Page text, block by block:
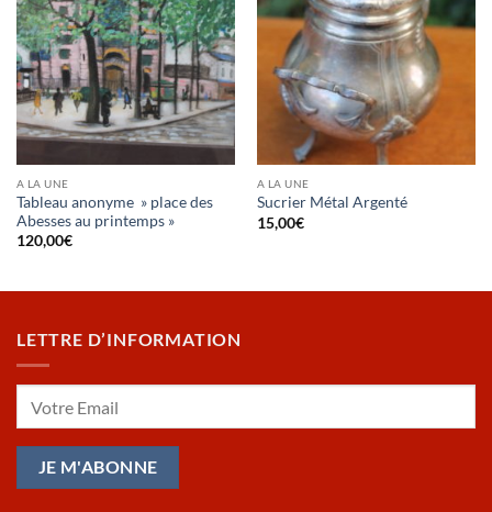
A LA UNE
Tableau anonyme » place des
Abesses au printemps »
120,00€
A LA UNE
Sucrier Métal Argenté
15,00€
LETTRE D’INFORMATION